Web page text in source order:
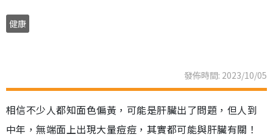
健康
發佈時間: 2023/10/05
相信不少人都知面色偏黃，可能是肝臟出了問題，但人到
中年，無端面上出現大量痘痘，其實都可能與肝臟有關！